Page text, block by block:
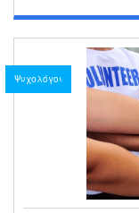
Ψυχολόγοι